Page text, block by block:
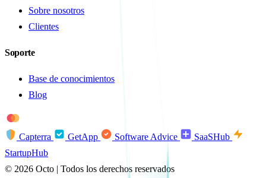
Sobre nosotros
Clientes
Soporte
Base de conocimientos
Blog
Capterra GetApp Software Advice
SaaSHub
StartupHub
© 2026 Octo | Todos los derechos reservados